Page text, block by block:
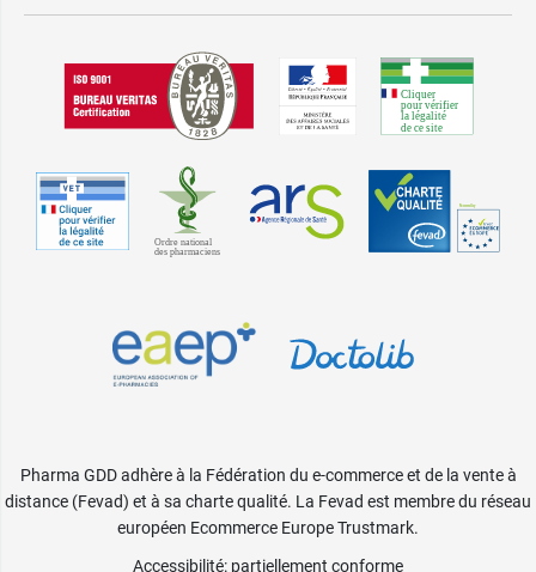
Pharma GDD adhère à la Fédération du e-commerce et de la vente à
distance (Fevad) et à sa charte qualité. La Fevad est membre du réseau
européen Ecommerce Europe Trustmark.
Accessibilité: partiellement conforme